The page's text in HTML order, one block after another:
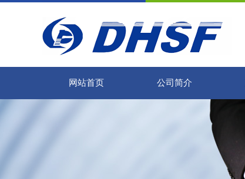
网站首页 公司简介